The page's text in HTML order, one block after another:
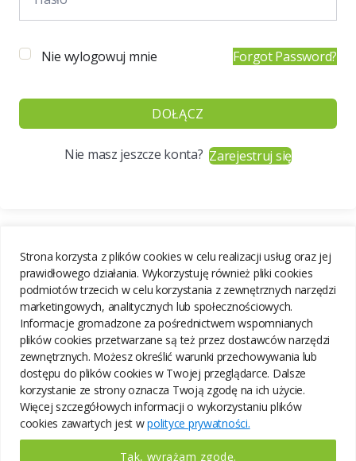
Strona korzysta z plików cookies w celu realizacji usług oraz jej
prawidłowego działania. Wykorzystuję również pliki cookies
podmiotów trzecich w celu korzystania z zewnętrznych narzędzi
marketingowych, analitycznych lub społecznościowych.
Informacje gromadzone za pośrednictwem wspomnianych
plików cookies przetwarzane są też przez dostawców narzędzi
zewnętrznych. Możesz określić warunki przechowywania lub
dostępu do plików cookies w Twojej przeglądarce. Dalsze
korzystanie ze strony oznacza Twoją zgodę na ich użycie.
Więcej szczegółowych informacji o wykorzystaniu plików
cookies zawartych jest wpolityce prywatności.
Tak, wyrażam zgodę.
Nie wylogowuj mnie Forgot Password?
DOŁĄCZ
Nie masz jeszcze konta?Zarejestruj się